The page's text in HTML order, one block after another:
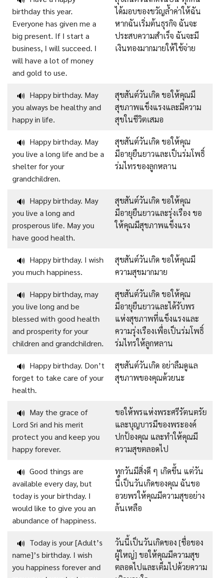
birthday this year.
Everyone has given me a
big present. If I start a
business, I will succeed. I
will have a lot of money
and gold to use.
ได้มอบของขวัญล้ำค่าให้ฉัน
หากฉันเริ่มต้นธุรกิจ ฉันจะ
ประสบความสำเร็จ ฉันจะมี
เงินทองมากมายให้ใช้จ่าย
🔊 Happy birthday. May
you always be healthy and
happy in life.
สุขสันต์วันเกิด ขอให้คุณมี
สุขภาพแข็งแรงและมีความ
สุขในชีวิตเสมอ
🔊 Happy birthday. May
you live a long life and be a
shelter for your
grandchildren.
สุขสันต์วันเกิด ขอให้คุณ
มีอายุยืนยาวและเป็นร่มโพธิ์
ร่มไทรของลูกหลาน
🔊 Happy birthday. May
you live a long and
prosperous life. May you
have good health.
สุขสันต์วันเกิด ขอให้คุณ
มีอายุยืนยาวและรุ่งเรือง ขอ
ให้คุณมีสุขภาพแข็งแรง
🔊 Happy birthday. I wish
you much happiness.
สุขสันต์วันเกิด ขอให้คุณมี
ความสุขมากมาย
🔊 Happy birthday, may
you live long and be
blessed with good health
and prosperity for your
children and grandchildren.
สุขสันต์วันเกิด ขอให้คุณ
มีอายุยืนยาวและได้รับพร
แห่งสุขภาพที่แข็งแรงและ
ความรุ่งเรืองเพื่อเป็นร่มโพธิ์
ร่มไทรให้ลูกหลาน
🔊 Happy birthday. Don’t
forget to take care of your
health.
สุขสันต์วันเกิด อย่าลืมดูแล
สุขภาพของคุณด้วยนะ
🔊 May the grace of
Lord Sri and his merit
protect you and keep you
happy forever.
ขอให้พรแห่งพระศรีรัตนตรัย
และบุญบารมีของพระองค์
ปกป้องคุณ และทำให้คุณมี
ความสุขตลอดไป
🔊 Good things are
available every day, but
today is your birthday. I
would like to give you an
abundance of happiness.
ทุกวันมีสิ่งดี ๆ เกิดขึ้น แต่วัน
นี้เป็นวันเกิดของคุณ ฉันขอ
อวยพรให้คุณมีความสุขอย่าง
ล้นเหลือ
🔊 Today is your [Adult’s
name]’s birthday. I wish
you happiness forever and
วันนี้เป็นวันเกิดของ [ชื่อของ
ผู้ใหญ่] ขอให้คุณมีความสุข
ตลอดไปและเต็มไปด้วยความ